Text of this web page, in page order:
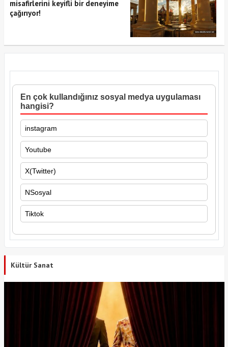
misafirlerini keyifli bir deneyime
çağırıyor!
En çok kullandığınız sosyal medya uygulaması
hangisi?
instagram
Youtube
X(Twitter)
NSosyal
Tiktok
Kültür Sanat